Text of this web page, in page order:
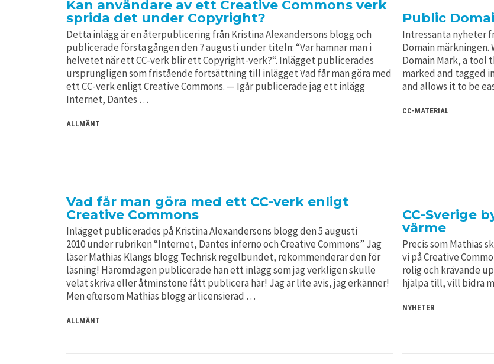
Kan användare av ett Creative Commons verk
sprida det under Copyright?
Detta inlägg är en återpublicering från Kristina Alexandersons blogg och
publicerade första gången den 7 augusti under titeln: “Var hamnar man i
helvetet när ett CC-verk blir ett Copyright-verk?“. Inlägget publicerades
ursprungligen som fristående fortsättning till inlägget Vad får man göra med
ett CC-verk enligt Creative Commons. — Igår publicerade jag ett inlägg
Internet, Dantes …
ALLMÄNT
Public
Intressanta nyheter
Domain
Domain Mark, a tool
marked and tagged
and allows it to be
CC-MATERIAL
Vad får man göra med ett CC-verk enligt
Creative Commons
Inlägget publicerades på Kristina Alexandersons blogg den 5 augusti
2010 under rubriken “Internet, Dantes inferno och Creative Commons” Jag
läser Mathias Klangs blogg Techrisk regelbundet, rekommenderar den för
läsning! Häromdagen publicerade han ett inlägg som jag verkligen skulle
velat skriva eller åtminstone fått publicera här! Jag är lite avis, jag erkänner!
Men eftersom Mathias blogg är licensierad …
ALLMÄNT
CC-Sverige
värme
Precis som Mathias
vi på Creative
rolig och krävande
hjälpa till, vill bidra
NYHETER